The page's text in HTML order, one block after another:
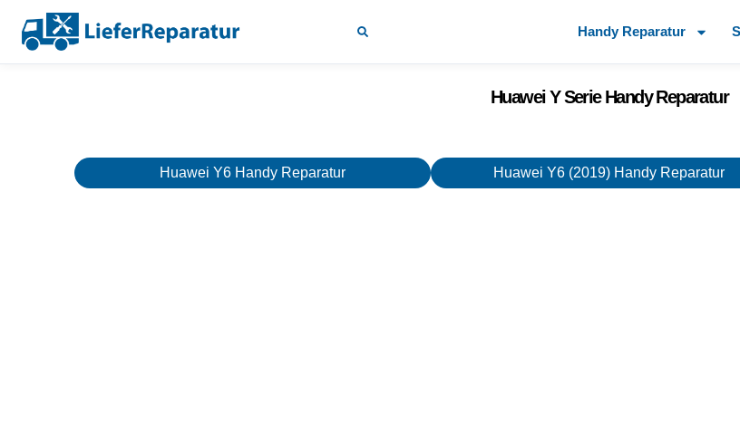
Handy Reparatur
Huawei Y Serie Handy Reparatur
Huawei Y6 Handy Reparatur Huawei Y6 (2019) Handy Reparatur